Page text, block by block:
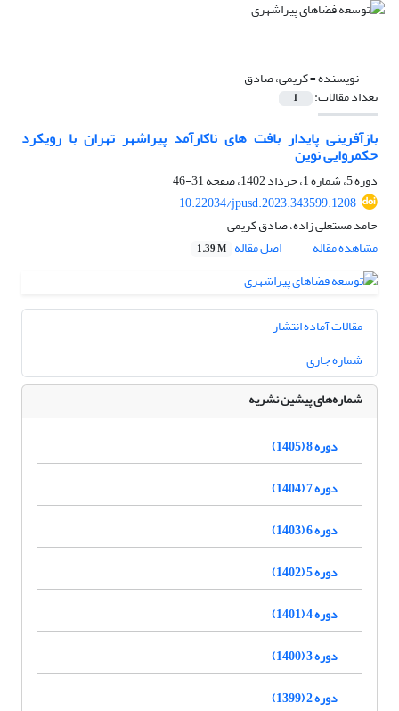
نویسنده =کریمی، صادق
تعداد مقالات: 1
بازآفرینی پایدار بافت های ناکارآمد پیراشهر تهران با رویکرد
حکمروایی نوین
دوره 5، شماره 1، خرداد 1402، صفحه
31-46
10.22034/jpusd.2023.343599.1208
حامد مستعلی زاده، صادق کریمی
مشاهده مقاله
اصل مقاله 1.39 M
مقالات آماده انتشار
شماره جاری
شماره‌های پیشین نشریه
دوره 8 (1405)
دوره 7 (1404)
دوره 6 (1403)
دوره 5 (1402)
دوره 4 (1401)
دوره 3 (1400)
دوره 2 (1399)